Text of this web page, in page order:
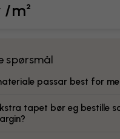
/m²
spørsmål
passar best for
tapet bør eg bestille